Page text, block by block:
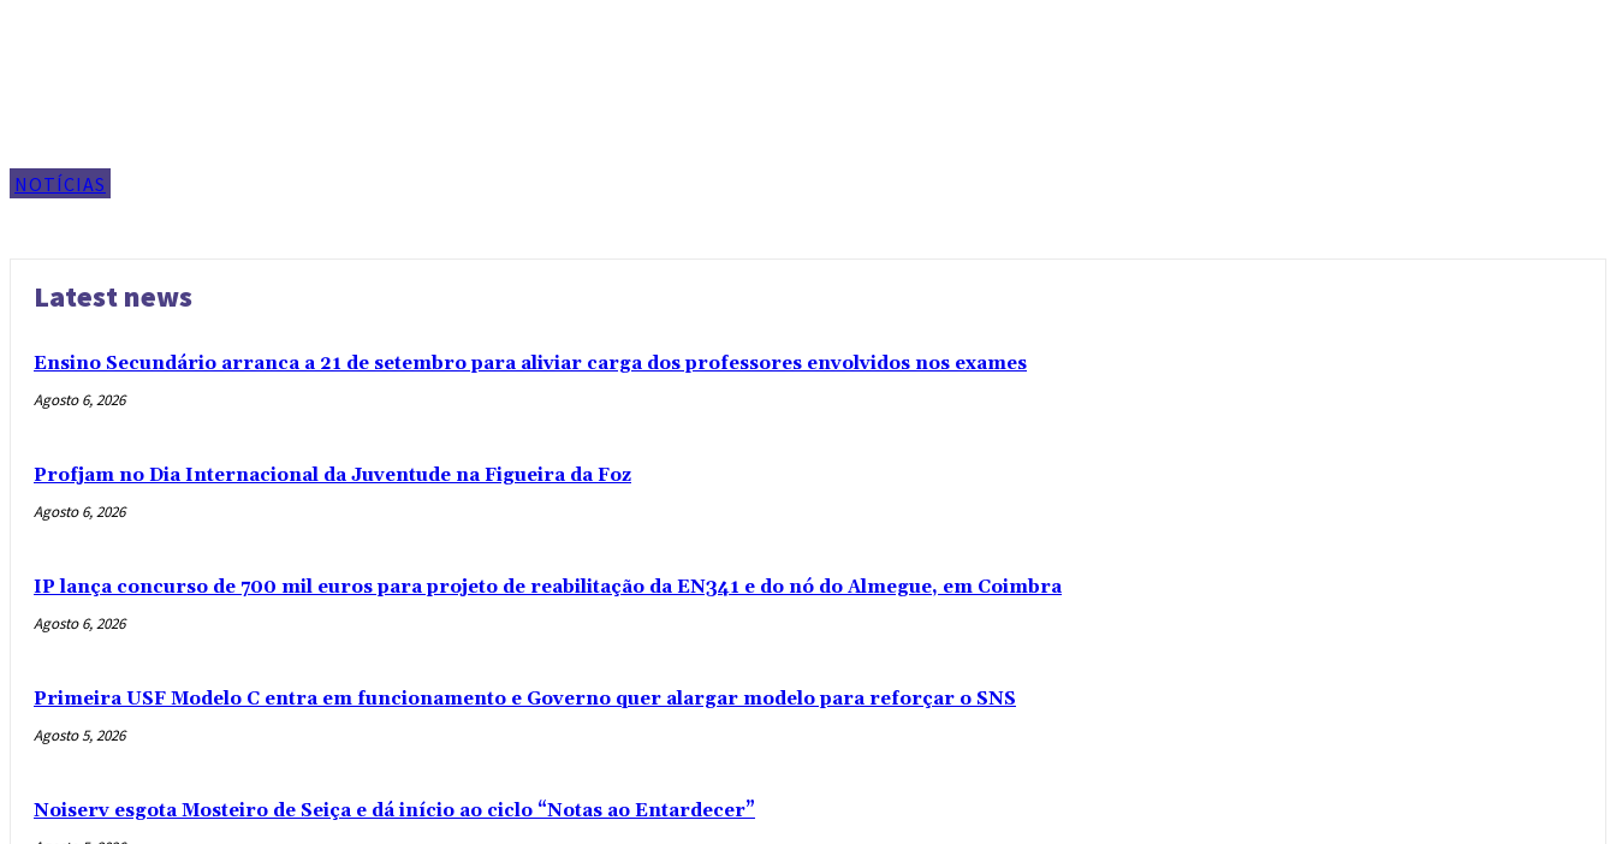
NOTÍCIAS
Latest news
Ensino Secundário arranca a 21 de setembro para aliviar carga dos professores envolvidos nos exames
Agosto 6, 2026
Profjam no Dia Internacional da Juventude na Figueira da Foz
Agosto 6, 2026
IP lança concurso de 700 mil euros para projeto de reabilitação da EN341 e do nó do Almegue, em Coimbra
Agosto 6, 2026
Primeira USF Modelo C entra em funcionamento e Governo quer alargar modelo para reforçar o SNS
Agosto 5, 2026
Noiserv esgota Mosteiro de Seiça e dá início ao ciclo “Notas ao Entardecer”